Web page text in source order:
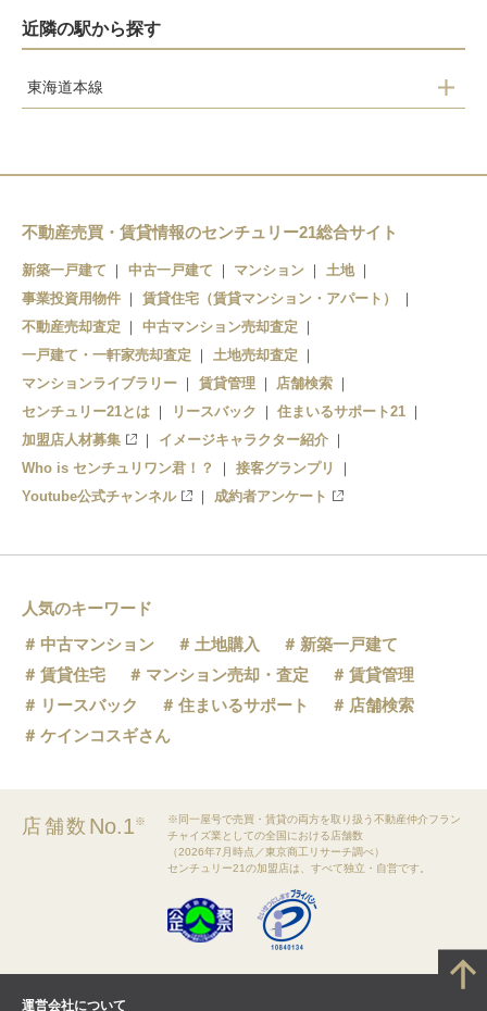
近隣の駅から探す
東海道本線
長岡京
不動産売買・賃貸情報のセンチュリー21総合サイト
新築一戸建て 中古一戸建て マンション
土地
事業投資用物件
賃貸住宅（賃貸マンション・アパート）
不動産売却査定
中古マンション売却査定
一戸建て・一軒家売却査定
土地売却査定
マンションライブラリー
賃貸管理
店舗検索
センチュリー21とは
リースバック
住まいるサポート21
加盟店人材募集
イメージキャラクター紹介
Who is センチュリワン君！？
接客グランプリ
Youtube公式チャンネル
成約者アンケート
人気のキーワード
中古マンション
土地購入
新築一戸建て
賃貸住宅
マンション売却・査定
賃貸管理
リースバック
住まいるサポート
店舗検索
ケインコスギさん
店舗数 No.1※
※同一屋号で売買・賃貸の両方を取り扱う不動産仲介フラン
チャイズ業としての全国における店舗数
（2026年7月時点／東京商工リサーチ調べ）
センチュリー21の加盟店は、すべて独立・自営です。
運営会社について